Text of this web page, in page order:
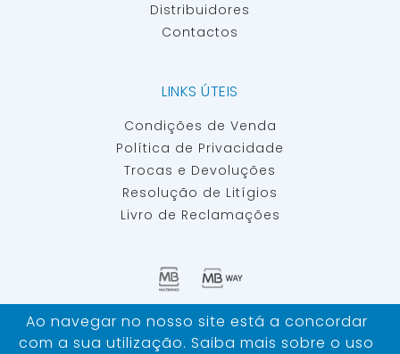
Distribuidores
Contactos
LINKS ÚTEIS
Condições de Venda
Política de Privacidade
Trocas e Devoluções
Resolução de Litígios
Livro de Reclamações
IBERSAN - MATERIAIS E EQUIPAMENTOS PARA INSEMINAÇÃO
Ao navegar no nosso site está a concordar
com a sua utilização. Saiba mais sobre o uso